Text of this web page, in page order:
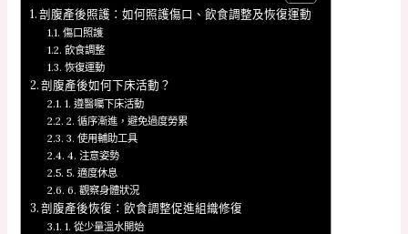
剖腹產後照護：如何照護傷口、飲食調整及恢復運動
傷口照護
飲食調整
恢復運動
剖腹產後如何下床活動？
1. 遵醫囑下床活動
2. 循序漸進，避免過度勞累
3. 使用輔助工具
4. 注意姿勢
5. 適度休息
6. 觀察身體狀況
剖腹產後恢復：飲食調整促進組織修復
1. 從少量溫水開始